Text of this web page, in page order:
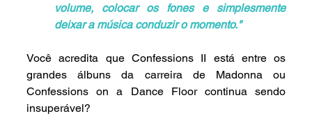
volume, colocar os fones e simplesmente
deixar a música conduzir o momento."
Você acredita que Confessions II está entre os
grandes álbuns da carreira de Madonna ou
Confessions on a Dance Floor continua sendo
insuperável?